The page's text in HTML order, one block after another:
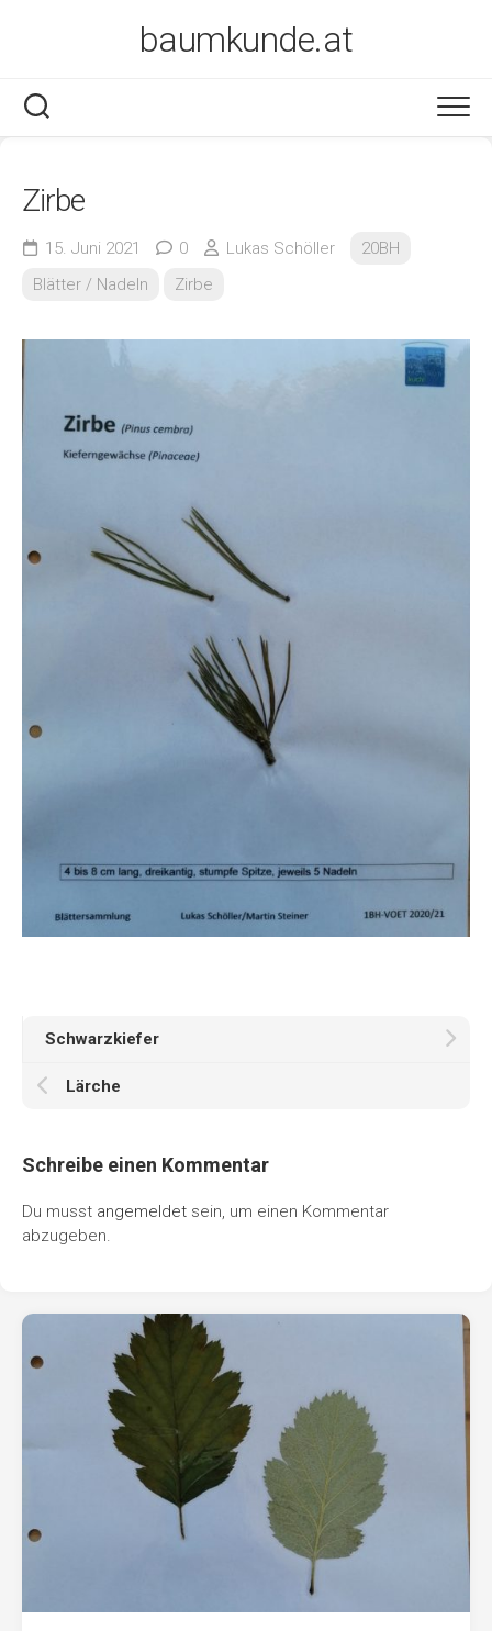
baumkunde.at
Zirbe
15. Juni 2021 0 Lukas Schöller
20BH
Blätter / Nadeln
Zirbe
Schwarzkiefer
Lärche
Schreibe einen Kommentar
Du musst angemeldet sein, um einen Kommentar
abzugeben.